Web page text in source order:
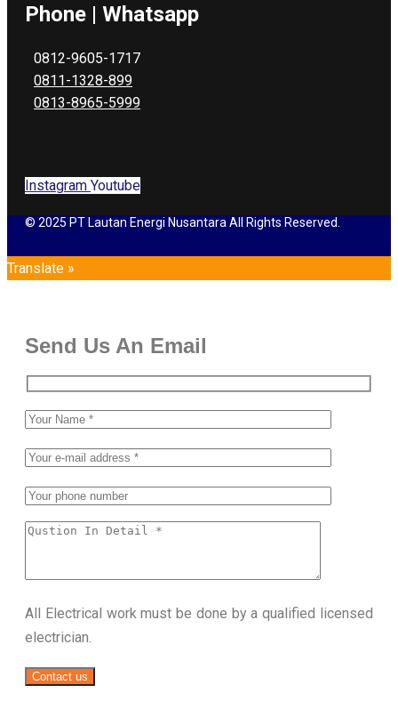
Phone | Whatsapp
0812-9605-1717
0811-1328-899
0813-8965-5999
Instagram Youtube
© 2025 PT Lautan Energi Nusantara All Rights Reserved.
Translate »
Send Us An Email
All Electrical work must be done by a qualified licensed
electrician.
Contact us